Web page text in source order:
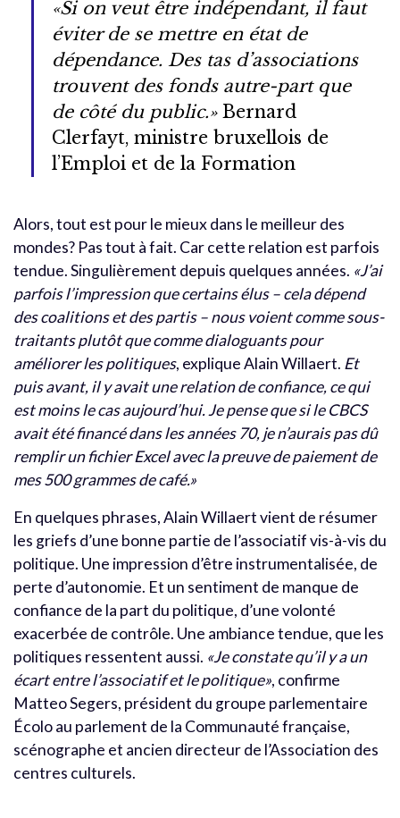
«Si on veut être indépendant, il faut
éviter de se mettre en état de
dépendance. Des tas d’associations
trouvent des fonds autre-part que
de côté du public.» Bernard
Clerfayt, ministre bruxellois de
l’Emploi et de la Formation
Alors, tout est pour le mieux dans le meilleur des
mondes? Pas tout à fait. Car cette relation est parfois
tendue. Singulièrement depuis quelques années. «J’ai
parfois l’impression que certains élus – cela dépend
des coalitions et des partis – nous voient comme sous-
traitants plutôt que comme dialoguants pour
améliorer les politiques, explique Alain Willaert. Et
puis avant, il y avait une relation de confiance, ce qui
est moins le cas aujourd’hui. Je pense que si le CBCS
avait été financé dans les années 70, je n’aurais pas dû
remplir un fichier Excel avec la preuve de paiement de
mes 500 grammes de café.»
En quelques phrases, Alain Willaert vient de résumer
les griefs d’une bonne partie de l’associatif vis-à-vis du
politique. Une impression d’être instrumentalisée, de
perte d’autonomie. Et un sentiment de manque de
confiance de la part du politique, d’une volonté
exacerbée de contrôle. Une ambiance tendue, que les
politiques ressentent aussi. «Je constate qu’il y a un
écart entre l’associatif et le politique», confirme
Matteo Segers, président du groupe parlementaire
Écolo au parlement de la Communauté française,
scénographe et ancien directeur de l’Association des
centres culturels.